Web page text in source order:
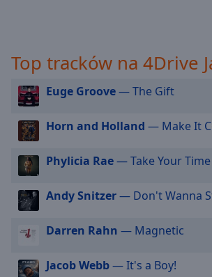
opens
subtitles
settings
dialog
subtitles
off
selected
Audio
Track
in-
Picture
This
Top tracków na 4Drive
Euge Groove— The Gift
Horn and Holland — Make It
Phylicia Rae— Take Your Time
Andy Snitzer— Don't Wanna
Darren Rahn — Magnetic
Jacob Webb— It's a Boy!